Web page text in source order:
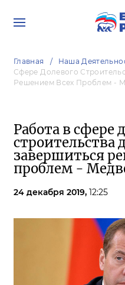
Главная Наша
Сфере Долевого
Решением Всех Проблем -
Работа в сфере
строительства
завершиться
проблем -
24 декабря 2019, 12:25